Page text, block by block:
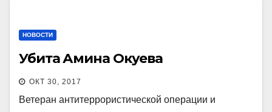
НОВОСТИ
Убита Амина Окуева
ОКТ 30, 2017
Ветеран антитеррористической операции и